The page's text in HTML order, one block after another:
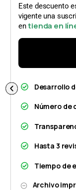
Este descuento
vigente una
entienda en
Desarrollo
Número de
Hasta 3
Tiempo de
Archivo